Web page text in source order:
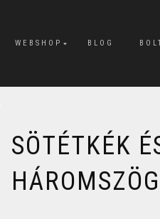
WEBSHOP BLOG
SÖTÉTKÉK